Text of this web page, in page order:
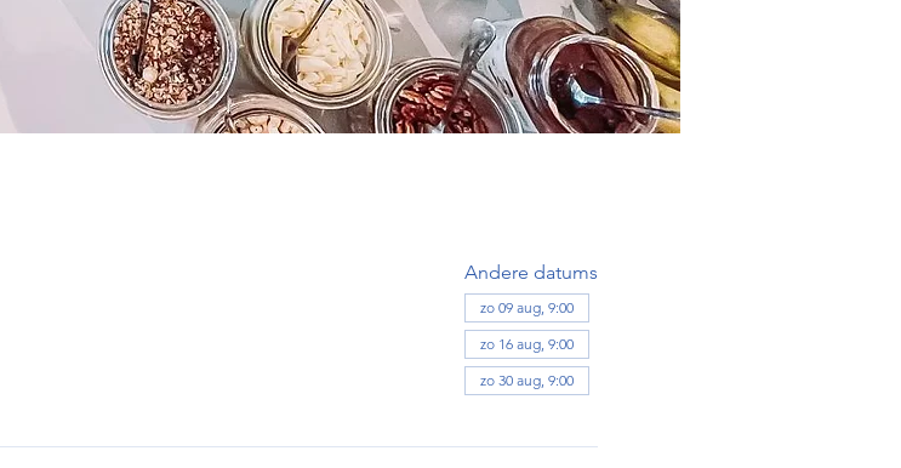
Andere datums
zo 09 aug, 9:00
zo 16 aug, 9:00
zo 30 aug, 9:00